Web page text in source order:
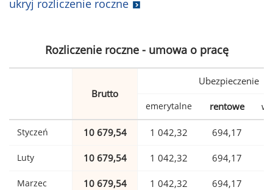
ukryj rozliczenie roczne
Rozliczenie roczne - umowa o pracę
Brutto
Ubezpieczenie
emerytalne rentowe
Styczeń 10 679,54 1 042,32 694,17
Luty 10 679,54 1 042,32 694,17
Marzec 10 679,54 1 042,32 694,17